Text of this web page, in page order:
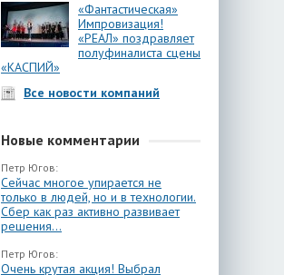
«Фантастическая»
Импровизация!
«РЕАЛ» поздравляет
полуфиналиста сцены
«КАСПИЙ»
Все новости компаний
Новые комментарии
Петр Югов:
Сейчас многое упирается не
только в людей, но и в технологии.
Сбер как раз активно развивает
решения...
Петр Югов:
Очень крутая акция! Выбрал